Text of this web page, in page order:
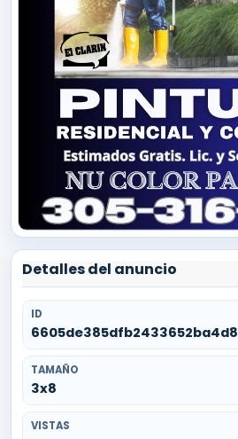
Detalles del anuncio
ID
6605de385dfb2433652ba4d8
TAMAÑO
3x8
VISTAS